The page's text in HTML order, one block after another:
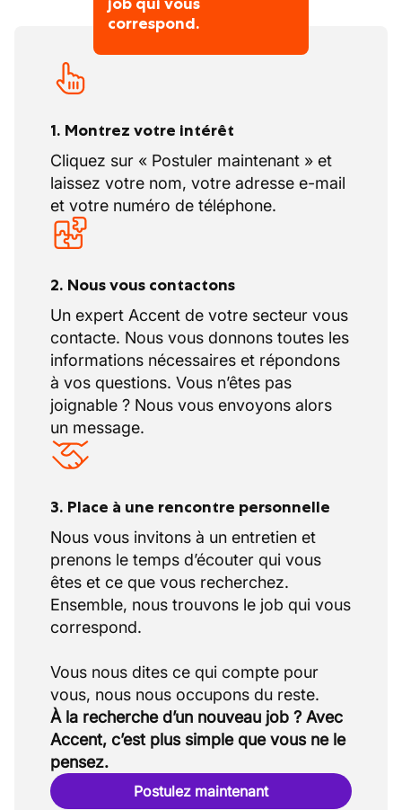
correspond.
1. Montrez votre intérêt
Cliquez sur « Postuler maintenant » et
laissez votre nom, votre adresse e-mail
et votre numéro de téléphone.
2. Nous vous contactons
Un expert Accent de votre secteur vous
contacte. Nous vous donnons toutes les
informations nécessaires et répondons
à vos questions. Vous n’êtes pas
joignable ? Nous vous envoyons alors
un message.
3. Place à une rencontre personnelle
Nous vous invitons à un entretien et
prenons le temps d’écouter qui vous
êtes et ce que vous recherchez.
Ensemble, nous trouvons le job qui vous
correspond.
Vous nous dites ce qui compte pour
À la recherche d’un nouveau job ? Avec
Accent, c’est plus simple que vous ne le
pensez.
Postulez maintenant